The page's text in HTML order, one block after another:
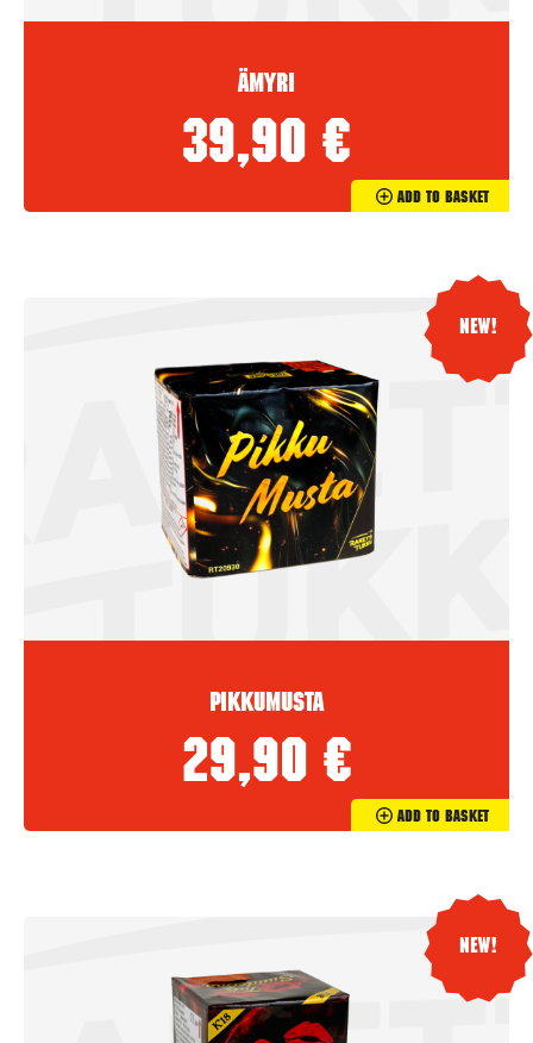
Ämyri
39,90 €
Add To Basket
New!
Pikkumusta
29,90 €
Add To Basket
New!